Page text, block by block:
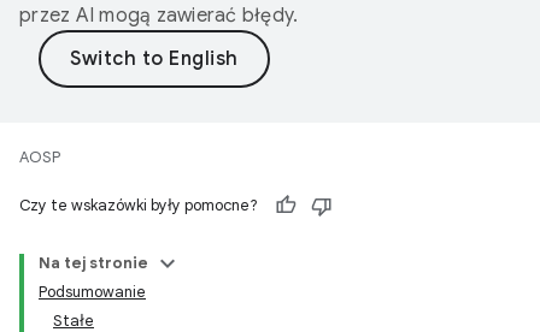
przez AI mogą zawierać błędy.
AOSP
Czy te wskazówki były pomocne?
Na tej stronie
Podsumowanie
Stałe